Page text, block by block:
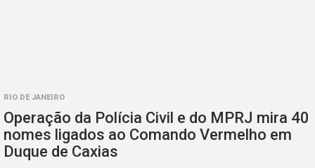
RIO DE JANEIRO
Operação da Polícia Civil e do MPRJ mira 40
nomes ligados ao Comando Vermelho em
Duque de Caxias